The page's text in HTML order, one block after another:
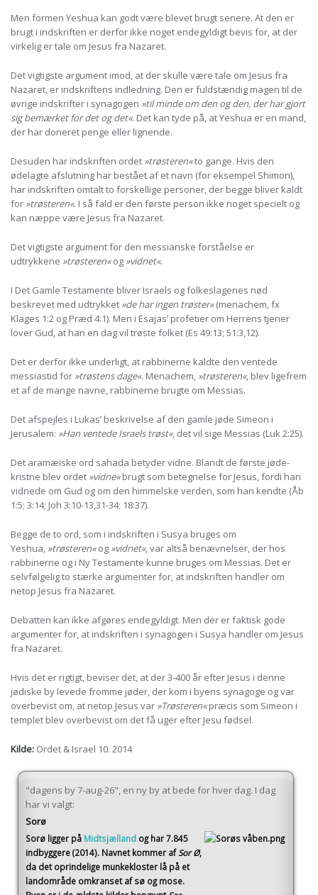
Men formen Yeshua kan godt være blevet brugt senere. At den er
brugt i indskriften er derfor ikke noget endegyldigt bevis for, at der
virkelig er tale om Jesus fra Nazaret.
Det vigtigste argument imod, at der skulle være tale om Jesus fra
Nazaret, er indskriftens indledning. Den er fuldstændig magen til de
øvrige indskrifter i synagogen »til minde om den og den, der har gjort
sig bemærket for det og det«. Det kan tyde på, at Yeshua er en mand,
der har doneret penge eller lignende.
Desuden har indskriften ordet »trøsteren«to gange. Hvis den
ødelagte afslutning har bestået af et navn (for eksempel Shimon),
har indskriften omtalt to forskellige personer, der begge bliver kaldt
for »trøsteren«. I så fald er den første person ikke noget specielt og
kan næppe være Jesus fra Nazaret.
Det vigtigste argument for den messianske forståelse er
udtrykkene »trøsteren« og »vidnet«.
I Det Gamle Testamente bliver Israels og folkeslagenes nød
beskrevet med udtrykket »de har ingen trøster« (menachem, fx
Klages 1:2 og Præd 4:1). Men i Esajas’ profetier om Herrens tjener
lover Gud, at han en dag vil trøste folket (Es 49:13; 51:3,12).
Det er derfor ikke underligt, at rabbinerne kaldte den ventede
messiastid for »trøstens dage«. Menachem, »trøsteren«, blev ligefrem
et af de mange navne, rabbinerne brugte om Messias.
Det afspejles i Lukas’ beskrivelse af den gamle jøde Simeon i
Jerusalem: »Han ventede Israels trøst«, det vil sige Messias (Luk 2:25).
Det aramæiske ord sahada betyder vidne. Blandt de første jøde-
kristne blev ordet »vidne« brugt som betegnelse for Jesus, fordi han
vidnede om Gud og om den himmelske verden, som han kendte (Åb
1:5; 3:14; Joh 3:10-13,31-34; 18:37).
Begge de to ord, som i indskriften i Susya bruges om
Yeshua, »trøsteren« og »vidnet«, var altså benævnelser, der hos
rabbinerne og i Ny Testamente kunne bruges om Messias. Det er
selvfølgelig to stærke argumenter for, at indskriften handler om
netop Jesus fra Nazaret.
Debatten kan ikke afgøres endegyldigt. Men der er faktisk gode
argumenter for, at indskriften i synagogen i Susya handler om Jesus
fra Nazaret.
Hvis det er rigtigt, beviser det, at der 3-400 år efter Jesus i denne
jødiske by levede fromme jøder, der kom i byens synagoge og var
overbevist om, at netop Jesus var »Trøsteren« præcis som Simeon i
templet blev overbevist om det få uger efter Jesu fødsel.
Kilde: Ordet & Israel 10. 2014
"dagens by 7-aug-26", en ny by at bede for hver dag. I dag
har vi valgt:
Sorø
Sorø ligger på Midtsjælland og har 7.845
indbyggere (2014). Navnet kommer af Sor Ø,
da det oprindelige munkekloster lå på et
landområde omkranset af sø og mose.